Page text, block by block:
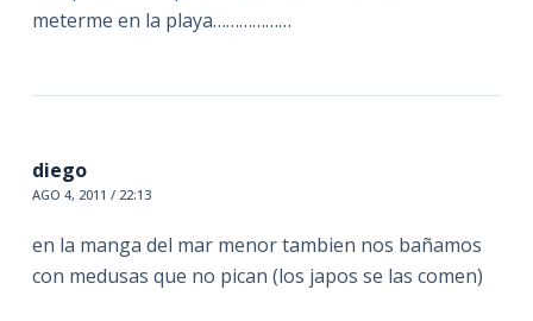
meterme en la playa………………
diego
AGO 4, 2011 / 22:13
en la manga del mar menor tambien nos bañamos
con medusas que no pican (los japos se las comen)